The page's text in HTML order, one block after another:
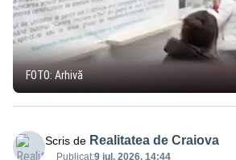
FOTO: Arhivă
Scris de Realitatea de Craiova
Publicat:9 iul. 2026, 14:44